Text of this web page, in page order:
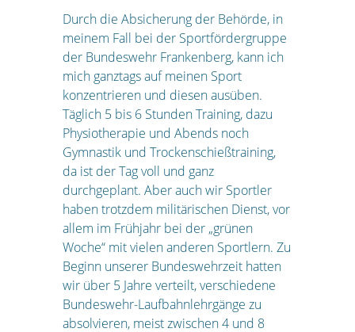
Durch die Absicherung der Behörde, in
meinem Fall bei der Sportfördergruppe
der Bundeswehr Frankenberg, kann ich
mich ganztags auf meinen Sport
konzentrieren und diesen ausüben.
Täglich 5 bis 6 Stunden Training, dazu
Physiotherapie und Abends noch
Gymnastik und Trockenschießtraining,
da ist der Tag voll und ganz
durchgeplant. Aber auch wir Sportler
haben trotzdem militärischen Dienst, vor
allem im Frühjahr bei der „grünen
Woche“ mit vielen anderen Sportlern. Zu
Beginn unserer Bundeswehrzeit hatten
wir über 5 Jahre verteilt, verschiedene
Bundeswehr-Laufbahnlehrgänge zu
absolvieren, meist zwischen 4 und 8